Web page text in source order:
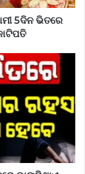
5ଦିନ ଭିତରେ